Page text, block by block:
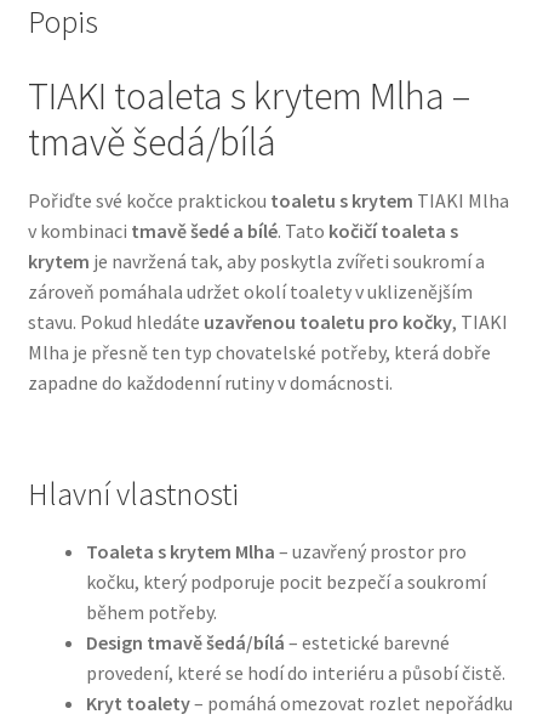
Škrabadla pro kočky
Veterinární dieta pro kočky
Vše pro psy — Krmivo, doplňky, vybavení
Boudy a výběhy
Bozita pro psy — Švédské krmivo s nordickou kvalitou
Brit pro psy
přírodními složkami
Happy Dog — Německá kvalita a přirozené složení
Hill’s pro psy
Hračky pro psy
Popis
TIAKI toaleta s krytem Mlha –
tmavě šedá/bílá
Pořiďte své kočce praktickou toaletu s krytem TIAKI Mlha
v kombinaci tmavě šedé a bílé. Tato kočičí toaleta s
krytem je navržená tak, aby poskytla zvířeti soukromí a
zároveň pomáhala udržet okolí toalety v uklizenějším
stavu. Pokud hledáte uzavřenou toaletu pro kočky, TIAKI
Mlha je přesně ten typ chovatelské potřeby, která dobře
zapadne do každodenní rutiny v domácnosti.
Hlavní vlastnosti
Toaleta s krytem Mlha – uzavřený prostor pro
kočku, který podporuje pocit bezpečí a soukromí
během potřeby.
Design tmavě šedá/bílá – estetické barevné
provedení, které se hodí do interiéru a působí čistě.
Kryt toalety– pomáhá omezovat rozlet nepořádku